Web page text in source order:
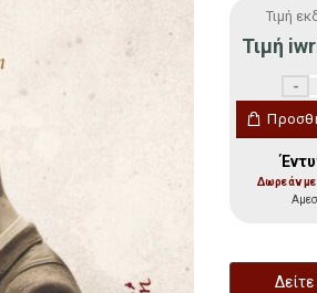
Τιμή
Τιμή
Δωρεάν